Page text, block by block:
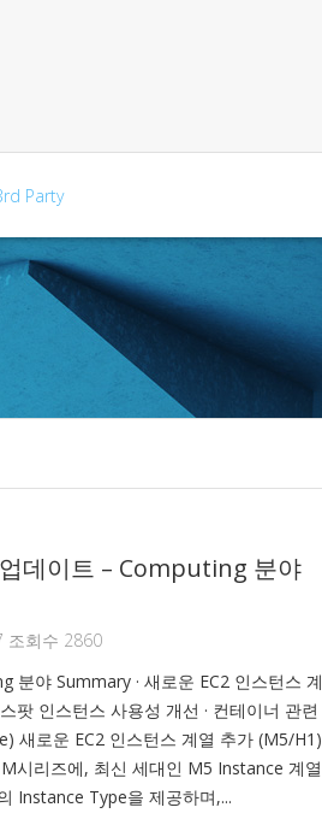
Party
데이트 – Computing 분야
조회수 2860
분야 Summary · 새로운 EC2 인스턴스
팟 인스턴스 사용성 개선 · 컨테이너 관
새로운 EC2 인스턴스 계열 추가 (M5/
시리즈에, 최신 세대인 M5 Instance 계
Instance Type을 제공하며,...